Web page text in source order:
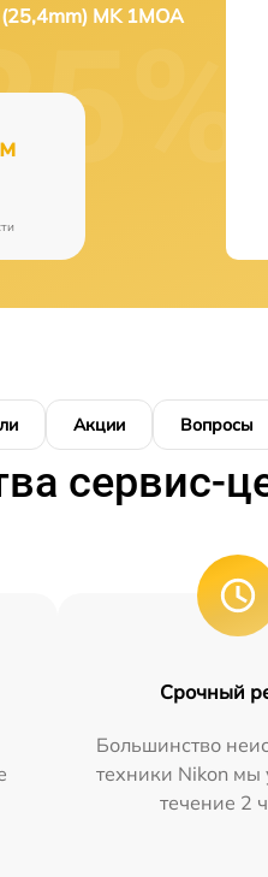
MK 1MOA
Акции Вопросы
сервис-
Срочный
Большинство
техники Nikon мы
течение 2